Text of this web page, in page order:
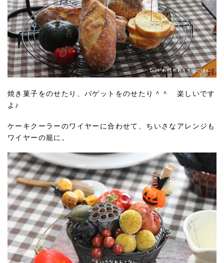
焼き菓子をのせたり、バゲットをのせたり＾＾ 楽しいです
よ♪
ケーキクーラーのワイヤーに合わせて、ちいさなアレンジも
ワイヤーの籠に。